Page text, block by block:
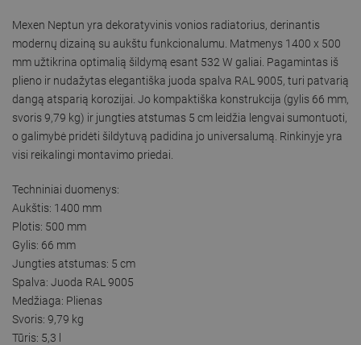
Mexen Neptun yra dekoratyvinis vonios radiatorius, derinantis
modernų dizainą su aukštu funkcionalumu. Matmenys 1400 x 500
mm užtikrina optimalią šildymą esant 532 W galiai. Pagamintas iš
plieno ir nudažytas elegantiška juoda spalva RAL 9005, turi patvarią
dangą atsparią korozijai. Jo kompaktiška konstrukcija (gylis 66 mm,
svoris 9,79 kg) ir jungties atstumas 5 cm leidžia lengvai sumontuoti,
o galimybė pridėti šildytuvą padidina jo universalumą. Rinkinyje yra
visi reikalingi montavimo priedai.
Techniniai duomenys:
Aukštis: 1400 mm
Plotis: 500 mm
Gylis: 66 mm
Jungties atstumas: 5 cm
Spalva: Juoda RAL 9005
Medžiaga: Plienas
Svoris: 9,79 kg
Tūris: 5,3 l